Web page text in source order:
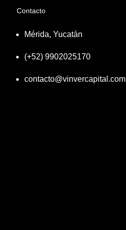
Contacto
Mérida, Yucatán
(+52) 9902025170
contacto@vinvercapital.com